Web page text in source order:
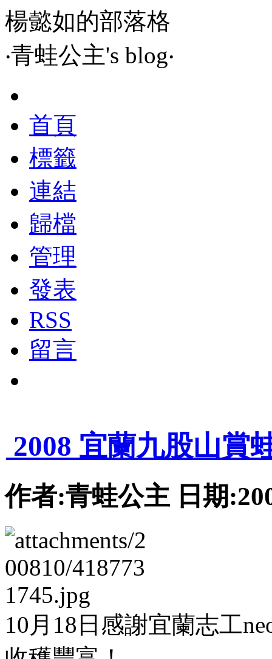
楊懿如的部落格
‧青蛙公主's blog‧
首頁
標籤
連結
歸檔
管理
發表
RSS
留言
2008 宜蘭九股山賞
作者:青蛙公主 日期
10月18日感謝宜蘭志工